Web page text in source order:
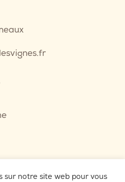
sur notre site web pour vous